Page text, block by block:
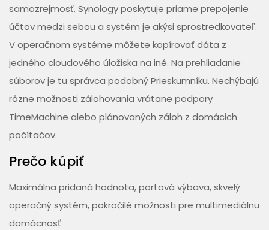
samozrejmosť. Synology poskytuje priame prepojenie
účtov medzi sebou a systém je akýsi sprostredkovateľ.
V operačnom systéme môžete kopírovať dáta z
jedného cloudového úložiska na iné. Na prehliadanie
súborov je tu správca podobný Prieskumníku. Nechýbajú
rôzne možnosti zálohovania vrátane podpory
TimeMachine alebo plánovaných záloh z domácich
počítačov.
Prečo kúpiť
Maximálna pridaná hodnota, portová výbava, skvelý
operačný systém, pokročilé možnosti pre multimediálnu
domácnosť